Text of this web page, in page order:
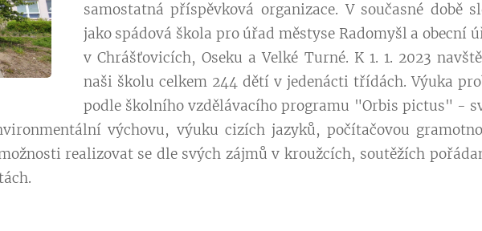
samostatná příspěvková organizace. V současné době
jako spádová škola pro úřad městyse Radomyšl a obecní
v Chrášťovicích, Oseku a Velké Turné. K 1. 1. 2023
naši školu celkem 244 dětí v jedenácti třídách. Výuka
podle školního vzdělávacího programu "Orbis pictus" -
výchovu, výuku cizích jazyků, počítačovou
realizovat se dle svých zájmů v kroužcích, soutěžích